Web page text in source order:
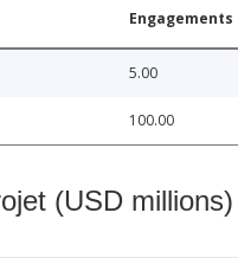
Engagements
5.00
100.00
(USD millions)